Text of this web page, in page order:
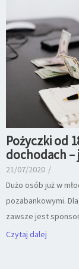
Pożyczki od
dochodach –
21/07/2020 /
Dużo osób już w
pozabankowymi.
zawsze jest
Czytaj dalej